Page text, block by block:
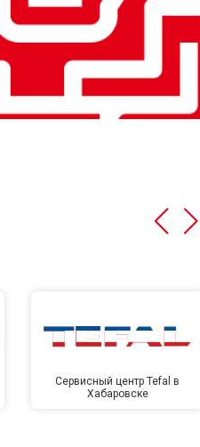
Сервисный центр Tefal в
Хабаровске